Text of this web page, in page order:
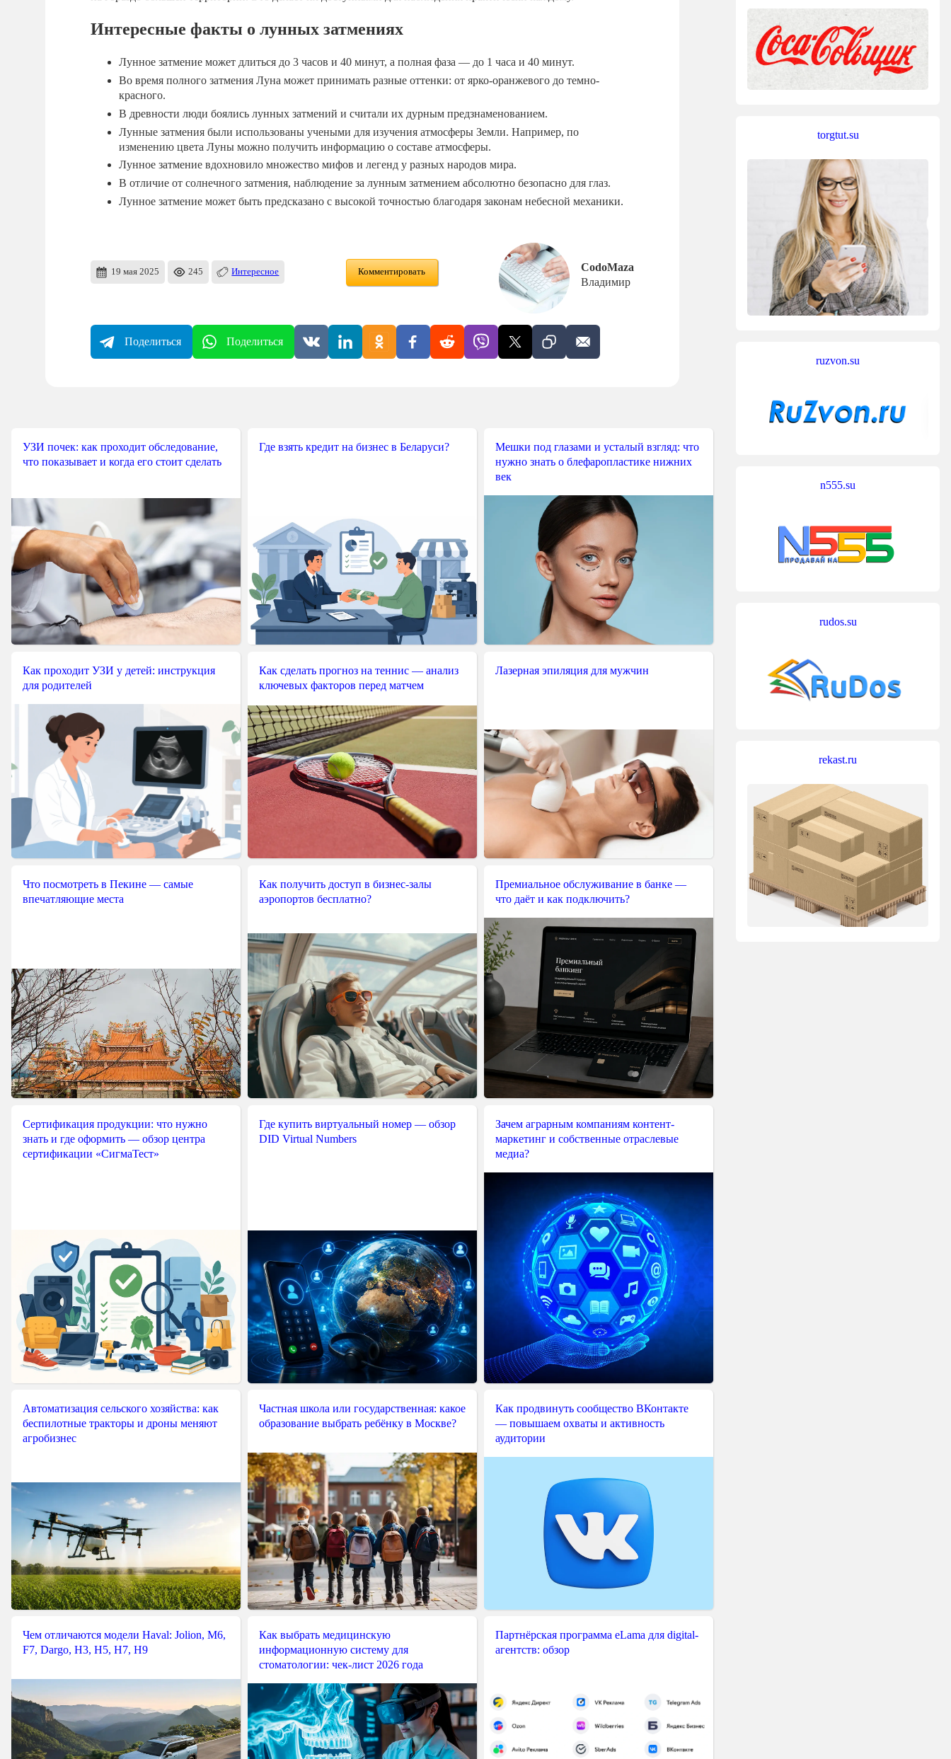
Интересные факты о лунных затмениях
Лунное затмение может длиться до 3 часов и 40 минут, а полная фаза — до 1 часа и 40 минут.
Во время полного затмения Луна может принимать разные оттенки: от ярко-оранжевого до темно-
красного.
В древности люди боялись лунных затмений и считали их дурным предзнаменованием.
Лунные затмения были использованы учеными для изучения атмосферы Земли. Например, по
изменению цвета Луны можно получить информацию о составе атмосферы.
Лунное затмение вдохновило множество мифов и легенд у разных народов мира.
В отличие от солнечного затмения, наблюдение за лунным затмением абсолютно безопасно для глаз.
Лунное затмение может быть предсказано с высокой точностью благодаря законам небесной механики.
19 мая 2025 245 Интересное Комментировать
CodoMaza
Владимир
Поделиться Поделиться
УЗИ почек: как проходит обследование,
что показывает и когда его стоит сделать
Где взять кредит на бизнес в Беларуси?
Мешки под глазами и усталый взгляд: что
нужно знать о блефаропластике нижних
век
Как проходит УЗИ у детей: инструкция
для родителей
Как сделать прогноз на теннис — анализ
ключевых факторов перед матчем
Лазерная эпиляция для мужчин
Что посмотреть в Пекине — самые
впечатляющие места
Как получить доступ в бизнес-залы
аэропортов бесплатно?
Премиальное обслуживание в банке —
что даёт и как подключить?
Сертификация продукции: что нужно
знать и где оформить — обзор центра
сертификации «СигмаТест»
Где купить виртуальный номер — обзор
DID Virtual Numbers
Зачем аграрным компаниям контент-
маркетинг и собственные отраслевые
медиа?
Автоматизация сельского хозяйства: как
беспилотные тракторы и дроны меняют
агробизнес
Частная школа или государственная: какое
образование выбрать ребёнку в Москве?
Как продвинуть сообщество ВКонтакте
— повышаем охваты и активность
аудитории
Чем отличаются модели Haval: Jolion, M6,
F7, Dargo, H3, H5, H7, H9
Как выбрать медицинскую
информационную систему для
стоматологии: чек-лист 2026 года
Партнёрская программа eLama для digital-
агентств: обзор
torgtut.su
ruzvon.su
n555.su
rudos.su
rekast.ru